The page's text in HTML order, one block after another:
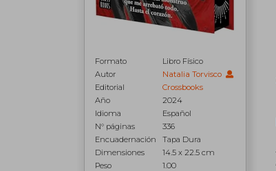
Formato
Libro Físico
Autor
Natalia Torvisco
Editorial
Crossbooks
Año
2024
Idioma
Español
N° páginas
336
Encuadernación
Tapa Dura
Dimensiones
14.5 x 22.5 cm
Peso
1.00